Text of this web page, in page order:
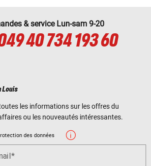
& service Lun-sam 9-20
40 734 193 60
les informations sur les offres du
ou les nouveautés intéressantes.
des données